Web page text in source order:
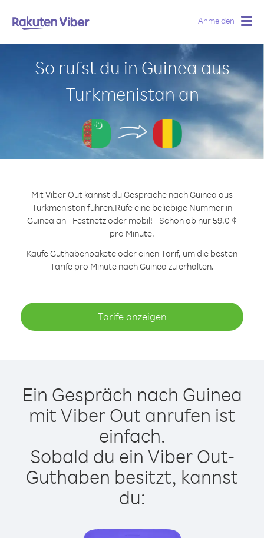
Anmelden
So rufst du in Guinea aus
Turkmenistan an
Mit Viber Out kannst du Gespräche nach Guinea aus
Turkmenistan führen.Rufe eine beliebige Nummer in
Guinea an - Festnetz oder mobil! - Schon ab nur 59.0 ¢
pro Minute.
Kaufe Guthabenpakete oder einen Tarif, um die besten
Tarife pro Minute nach Guinea zu erhalten.
Tarife anzeigen
Ein Gespräch nach Guinea
mit Viber Out anrufen ist
einfach.
Sobald du ein Viber Out-
Guthaben besitzt, kannst
du: